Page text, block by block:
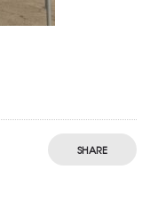
SHARE